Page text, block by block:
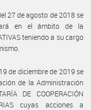
27 de agosto de 2018 se
en el ámbito de la
teniendo a su cargo
de diciembre de 2019 se
de la Administración
DE COOPERACIÓN
cuyas acciones a